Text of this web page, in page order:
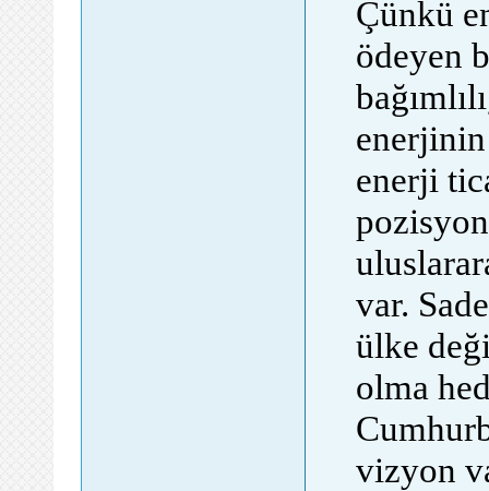
Çünkü
ödeyen
enerji
var.
ülke
olma
vizyon